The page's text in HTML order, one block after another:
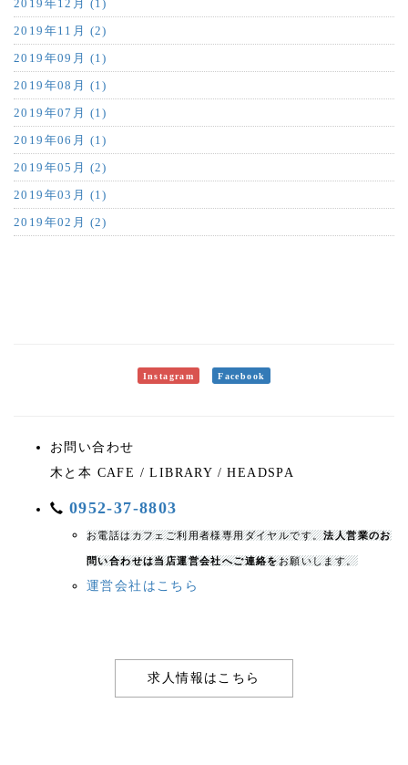
2019年12月 (1)
2019年11月 (2)
2019年09月 (1)
2019年08月 (1)
2019年07月 (1)
2019年06月 (1)
2019年05月 (2)
2019年03月 (1)
2019年02月 (2)
Instagram Facebook
お問い合わせ
木と本 CAFE / LIBRARY / HEADSPA
0952-37-8803
お電話はカフェご利用者様専用ダイヤルです。法人営業のお
問い合わせは当店運営会社へご連絡をお願いします。
運営会社はこちら
求人情報はこちら